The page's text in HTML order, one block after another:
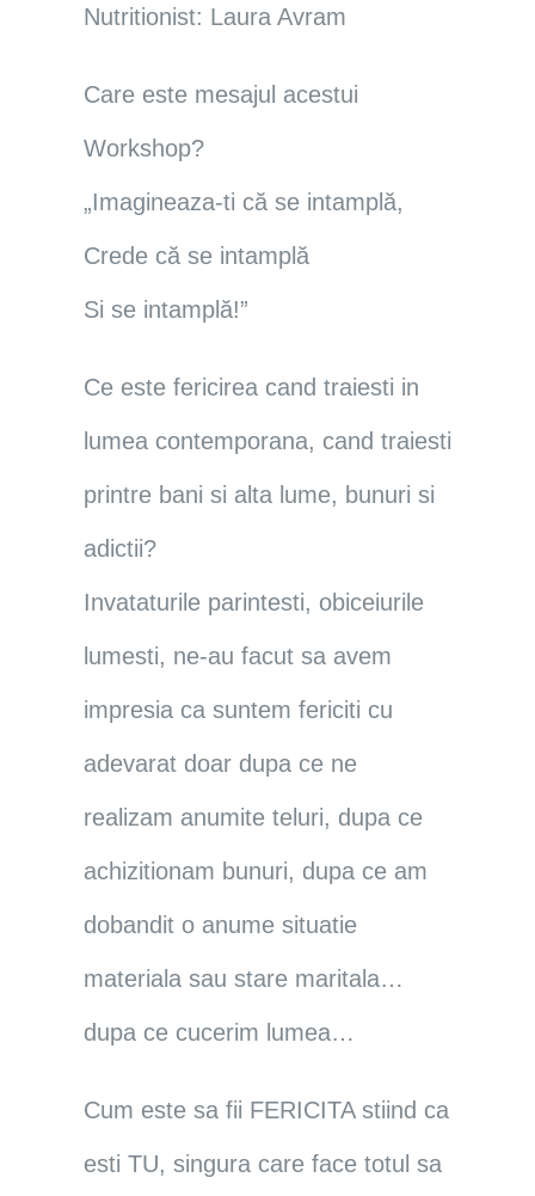
Nutritionist: Laura Avram
Care este mesajul acestui
Workshop?
„Imagineaza-ti că se intamplă,
Crede că se intamplă
Si se intamplă!”
Ce este fericirea cand traiesti in
lumea contemporana, cand traiesti
printre bani si alta lume, bunuri si
adictii?
Invataturile parintesti, obiceiurile
lumesti, ne-au facut sa avem
impresia ca suntem fericiti cu
adevarat doar dupa ce ne
realizam anumite teluri, dupa ce
achizitionam bunuri, dupa ce am
dobandit o anume situatie
materiala sau stare maritala…
dupa ce cucerim lumea…
Cum este sa fii FERICITA stiind ca
esti TU, singura care face totul sa